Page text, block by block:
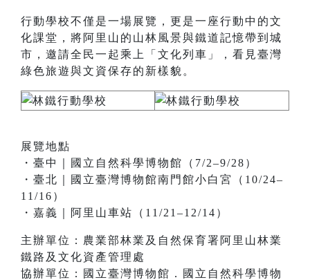
行動學校不僅是一場展覽，更是一座行動中的文
化課堂，將阿里山的山林風景與鐵道記憶帶到城
市，邀請全民一起乘上「文化列車」，看見臺灣
綠色旅遊與文資保存的新樣貌。
展覽地點
・臺中｜國立自然科學博物館（7/2–9/28）
・臺北｜國立臺灣博物館南門館小白宮（10/24–
11/16）
・嘉義｜阿里山車站（11/21–12/14）
主辦單位：農業部林業及自然保育署阿里山林業
鐵路及文化資產管理處
協辦單位：國立臺灣博物館．國立自然科學博物